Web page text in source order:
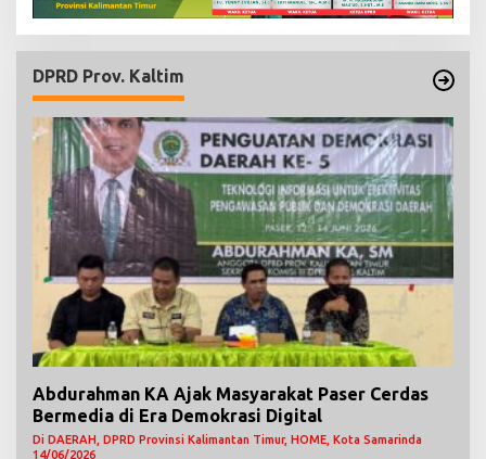
DPRD Prov. Kaltim
Abdurahman KA Ajak Masyarakat Paser Cerdas
Bermedia di Era Demokrasi Digital
Di DAERAH, DPRD Provinsi Kalimantan Timur, HOME, Kota Samarinda
14/06/2026